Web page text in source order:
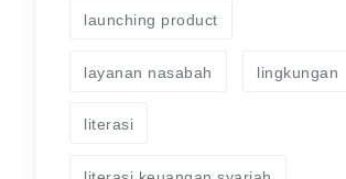
launching product
layanan nasabah lingkungan
literasi
literasi keuangan syariah